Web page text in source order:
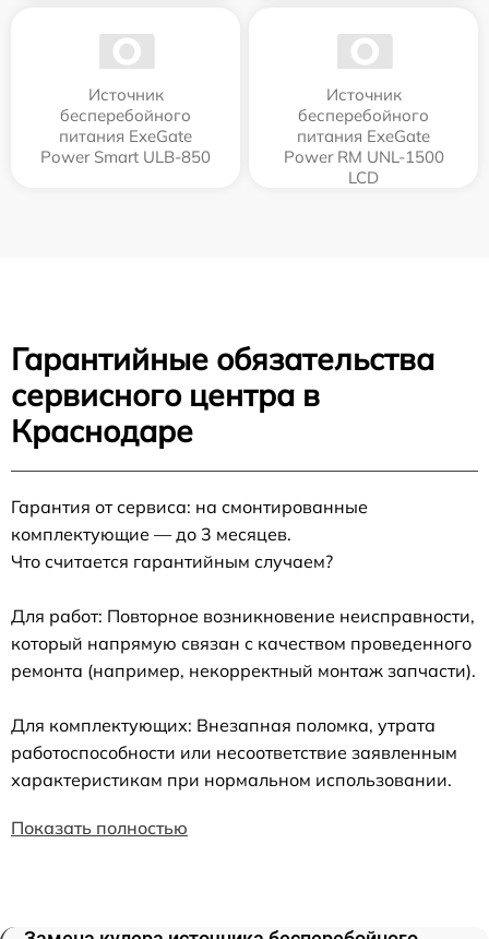
Источник
бесперебойного
питания ExeGate
Power Smart ULB-850
Источник
бесперебойного
питания ExeGate
Power RM UNL-1500
LCD
Гарантийные обязательства
сервисного центра в
Краснодаре
Гарантия от сервиса: на смонтированные
комплектующие — до 3 месяцев.
Что считается гарантийным случаем?
Для работ: Повторное возникновение неисправности,
который напрямую связан с качеством проведенного
ремонта (например, некорректный монтаж запчасти).
Для комплектующих: Внезапная поломка, утрата
работоспособности или несоответствие заявленным
характеристикам при нормальном использовании.
Показать полностью